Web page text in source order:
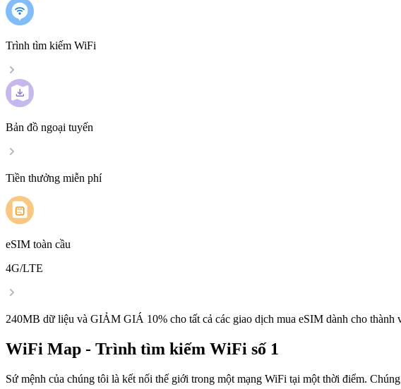
Trình tìm kiếm WiFi
Bản đồ ngoại tuyến
Tiền thưởng miễn phí
eSIM toàn cầu
4G/LTE
240MB dữ liệu và GIẢM GIÁ 10% cho tất cả các giao dịch mua eSIM dành cho thành
WiFi Map - Trình tìm kiếm WiFi số 1
Sứ mệnh của chúng tôi là kết nối thế giới trong một mạng WiFi tại một thời điểm.